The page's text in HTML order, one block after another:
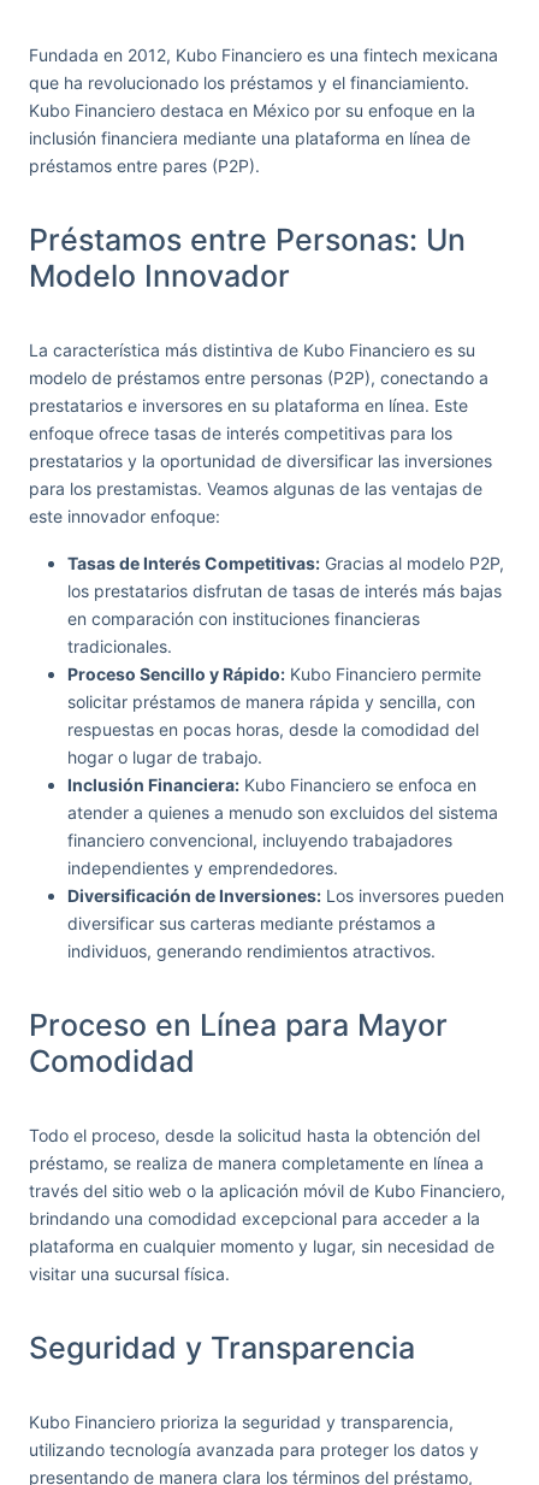
Fundada en 2012, Kubo Financiero es una fintech mexicana
que ha revolucionado los préstamos y el financiamiento.
Kubo Financiero destaca en México por su enfoque en la
inclusión financiera mediante una plataforma en línea de
préstamos entre pares (P2P).
Préstamos entre Personas: Un
Modelo Innovador
La característica más distintiva de Kubo Financiero es su
modelo de préstamos entre personas (P2P), conectando a
prestatarios e inversores en su plataforma en línea. Este
enfoque ofrece tasas de interés competitivas para los
prestatarios y la oportunidad de diversificar las inversiones
para los prestamistas. Veamos algunas de las ventajas de
este innovador enfoque:
Tasas de Interés Competitivas: Gracias al modelo P2P,
los prestatarios disfrutan de tasas de interés más bajas
en comparación con instituciones financieras
tradicionales.
Proceso Sencillo y Rápido: Kubo Financiero permite
solicitar préstamos de manera rápida y sencilla, con
respuestas en pocas horas, desde la comodidad del
hogar o lugar de trabajo.
Inclusión Financiera: Kubo Financiero se enfoca en
atender a quienes a menudo son excluidos del sistema
financiero convencional, incluyendo trabajadores
independientes y emprendedores.
Diversificación de Inversiones: Los inversores pueden
diversificar sus carteras mediante préstamos a
individuos, generando rendimientos atractivos.
Proceso en Línea para Mayor
Comodidad
Todo el proceso, desde la solicitud hasta la obtención del
préstamo, se realiza de manera completamente en línea a
través del sitio web o la aplicación móvil de Kubo Financiero,
brindando una comodidad excepcional para acceder a la
plataforma en cualquier momento y lugar, sin necesidad de
visitar una sucursal física.
Seguridad y Transparencia
Kubo Financiero prioriza la seguridad y transparencia,
utilizando tecnología avanzada para proteger los datos y
presentando de manera clara los términos del préstamo,